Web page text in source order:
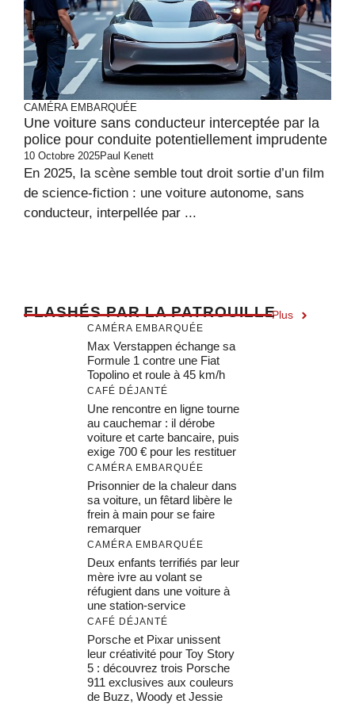
CAMÉRA EMBARQUÉE
Une voiture sans conducteur interceptée par la
police pour conduite potentiellement imprudente
10 Octobre 2025Paul Kenett
En 2025, la scène semble tout droit sortie d’un film
de science-fiction : une voiture autonome, sans
conducteur, interpellée par ...
FLASHÉS PAR LA PATROUILLEPlus
CAMÉRA EMBARQUÉE
Max Verstappen échange sa
Formule 1 contre une Fiat
Topolino et roule à 45 km/h
CAFÉ DÉJANTÉ
Une rencontre en ligne tourne
au cauchemar : il dérobe
voiture et carte bancaire, puis
exige 700 € pour les restituer
CAMÉRA EMBARQUÉE
Prisonnier de la chaleur dans
sa voiture, un fêtard libère le
frein à main pour se faire
remarquer
CAMÉRA EMBARQUÉE
Deux enfants terrifiés par leur
mère ivre au volant se
réfugient dans une voiture à
une station-service
CAFÉ DÉJANTÉ
Porsche et Pixar unissent
leur créativité pour Toy Story
5 : découvrez trois Porsche
911 exclusives aux couleurs
de Buzz, Woody et Jessie